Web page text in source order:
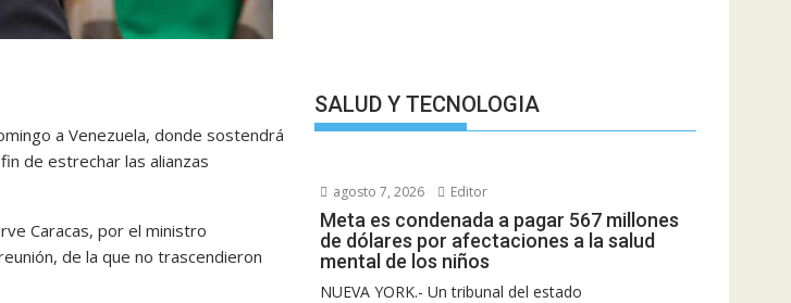
a Venezuela, donde sostendrá
de estrechar las alianzas
Caracas, por el ministro
de la que no trascendieron
SALUD Y TECNOLOGIA
agosto 7, 2026 Editor
Meta es condenada a pagar 567 millones
de dólares por afectaciones a la salud
mental de los niños
NUEVA YORK.- Un tribunal del estado